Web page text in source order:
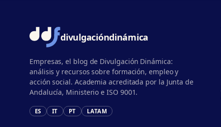
divulgacióndinámica
Empresas, el blog de Divulgación Dinámica:
análisis y recursos sobre formación, empleo y
acción social. Academia acreditada por la Junta de
Andalucía, Ministerio e ISO 9001.
ES IT PT LATAM